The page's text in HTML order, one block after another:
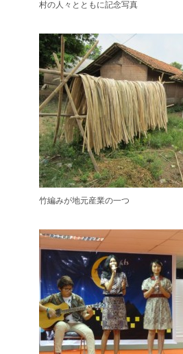
村の人々とともに記念写真
竹編みが地元産業の一つ